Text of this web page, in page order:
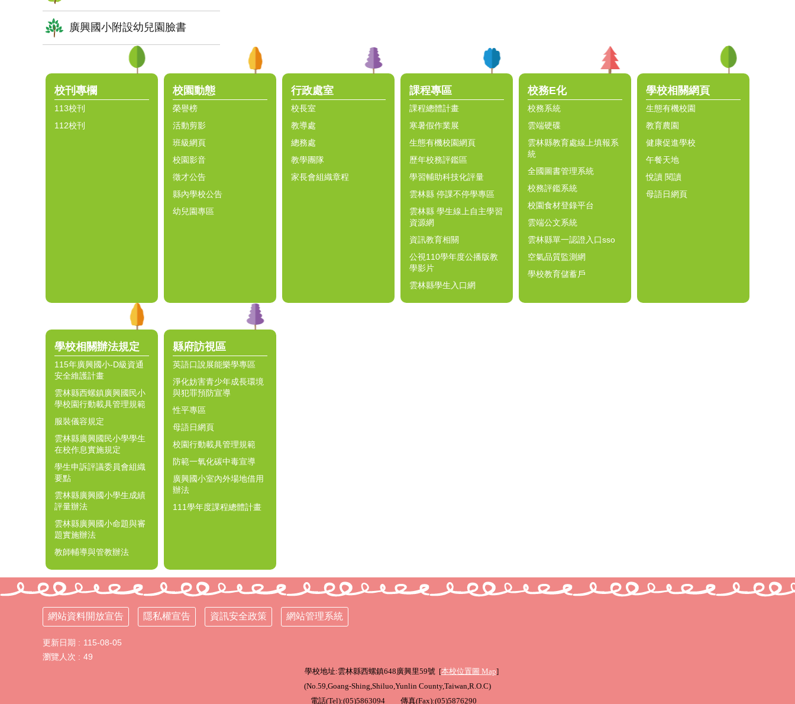
廣興國小附設幼兒園臉書
校刊專欄
113校刊
112校刊
校園動態
榮譽榜
活動剪影
班級網頁
校園影音
徵才公告
縣內學校公告
幼兒園專區
行政處室
校長室
教導處
總務處
教學團隊
家長會組織章程
課程專區
課程總體計畫
寒暑假作業展
生態有機校園網頁
歷年校務評鑑區
學習輔助科技化評量
雲林縣 停課不停學專區
雲林縣 學生線上自主學習
資源網
資訊教育相關
公視110學年度公播版教
學影片
雲林縣學生入口網
校務E化
校務系統
雲端硬碟
雲林縣教育處線上填報系
統
全國圖書管理系統
校務評鑑系統
校園食材登錄平台
雲端公文系統
雲林縣單一認證入口sso
空氣品質監測網
學校教育儲蓄戶
學校相關網頁
生態有機校園
教育農園
健康促進學校
午餐天地
悅讀 閱讀
母語日網頁
學校相關辦法規定
115年廣興國小-D級資通
安全維護計畫
雲林縣西螺鎮廣興國民小
學校園行動載具管理規範
服裝儀容規定
雲林縣廣興國民小學學生
在校作息實施規定
學生申訴評議委員會組織
要點
雲林縣廣興國小學生成績
評量辦法
雲林縣廣興國小命題與審
題實施辦法
教師輔導與管教辦法
縣府訪視區
英語口說展能樂學專區
淨化妨害青少年成長環境
與犯罪預防宣導
性平專區
母語日網頁
校園行動載具管理規範
防範一氧化碳中毒宣導
廣興國小室內外場地借用
辦法
111學年度課程總體計畫
網站資料開放宣告 隱私權宣告 資訊安全政策 網站管理系統
更新日期
115-08-05
瀏覽人次
49
學校地址:雲林縣西螺鎮648廣興里59號 [本校位置圖 Map]
(No.59,Goang-Shing,Shiluo,Yunlin County,Taiwan,R.O.C)
電話(Tel):(05)5863094 傳真(Fax):(05)5876290